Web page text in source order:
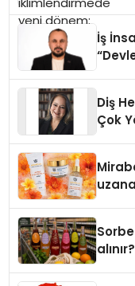
İş
Diş
Çok
alınır?